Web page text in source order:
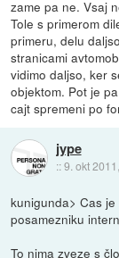
zame pa ne. Vsaj
Tole s primerom
primeru, delu
stranicami
vidimo daljso, ker
objektom. Pot je
cajt spremeni po
jype
::9. okt
kunigunda> Cas
posamezniku
To nima zveze s